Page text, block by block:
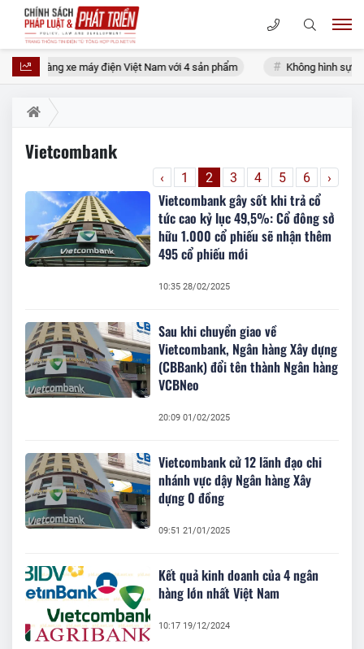
làng xe máy điện Việt Nam với 4 sản phẩm Không hình sự hóa
Vietcombank
‹ 1 2 3 4 5 6 ›
Vietcombank gây sốt khi trả cổ
tức cao kỷ lục 49,5%: Cổ đông sở
hữu 1.000 cổ phiếu sẽ nhận thêm
495 cổ phiếu mới
10:35 28/02/2025
Sau khi chuyển giao về
Vietcombank, Ngân hàng Xây dựng
(CBBank) đổi tên thành Ngân hàng
VCBNeo
20:09 01/02/2025
Vietcombank cử 12 lãnh đạo chi
nhánh vực dậy Ngân hàng Xây
dựng 0 đồng
09:51 21/01/2025
Kết quả kinh doanh của 4 ngân
hàng lớn nhất Việt Nam
10:17 19/12/2024